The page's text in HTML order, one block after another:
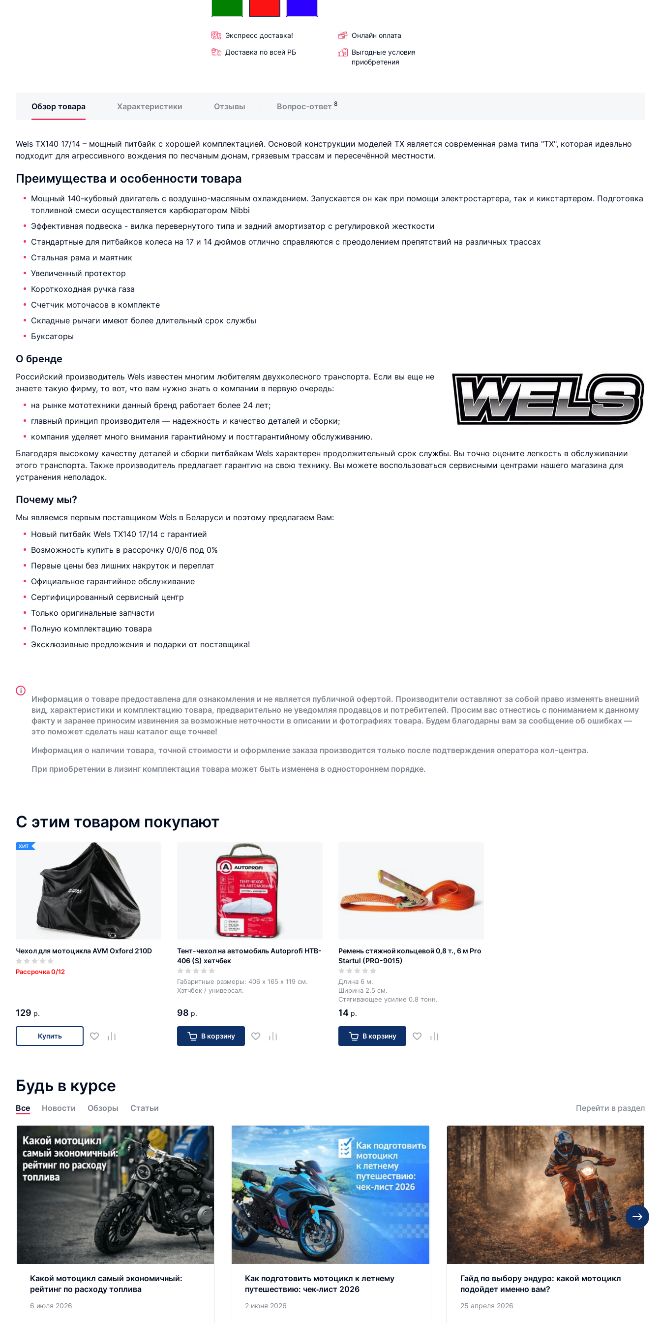
Экспресс доставка!
Онлайн оплата
Доставка по всей РБ
Выгодные условия
приобретения
Обзор товара Характеристики Отзывы Вопрос-ответ 8
Wels TX140 17/14 – мощный питбайк с хорошей комплектацией. Основой конструкции моделей TX является современная рама типа "TX", которая идеально
подходит для агрессивного вождения по песчаным дюнам, грязевым трассам и пересечённой местности.
Преимущества и особенности товара
Мощный 140-кубовый двигатель с воздушно-масляным охлаждением. Запускается он как при помощи электростартера, так и кикстартером. Подготовка
топливной смеси осуществляется карбюратором Nibbi
Эффективная подвеска - вилка перевернутого типа и задний амортизатор с регулировкой жесткости
Стандартные для питбайков колеса на 17 и 14 дюймов отлично справляются с преодолением препятствий на различных трассах
Стальная рама и маятник
Увеличенный протектор
Короткоходная ручка газа
Счетчик моточасов в комплекте
Складные рычаги имеют более длительный срок службы
Буксаторы
О бренде
Российский производитель Wels известен многим любителям двухколесного транспорта. Если вы еще не
знаете такую фирму, то вот, что вам нужно знать о компании в первую очередь:
на рынке мототехники данный бренд работает более 24 лет;
главный принцип производителя — надежность и качество деталей и сборки;
компания уделяет много внимания гарантийному и постгарантийному обслуживанию.
Благодаря высокому качеству деталей и сборки питбайкам Wels характерен продолжительный срок службы. Вы точно оцените легкость в обслуживании
этого транспорта. Также производитель предлагает гарантию на свою технику. Вы можете воспользоваться сервисными центрами нашего магазина для
устранения неполадок.
Почему мы?
Мы являемся первым поставщиком Wels в Беларуси и поэтому предлагаем Вам:
Новый питбайк Wels TX140 17/14 с гарантией
Возможность купить в рассрочку 0/0/6 под 0%
Первые цены без лишних накруток и переплат
Официальное гарантийное обслуживание
Сертифицированный сервисный центр
Только оригинальные запчасти
Полную комплектацию товара
Эксклюзивные предложения и подарки от поставщика!
i
Информация о товаре предоставлена для ознакомления и не является публичной офертой. Производители оставляют за собой право изменять внешний
вид, характеристики и комплектацию товара, предварительно не уведомляя продавцов и потребителей. Просим вас отнестись с пониманием к данному
факту и заранее приносим извинения за возможные неточности в описании и фотографиях товара. Будем благодарны вам за сообщение об ошибках —
это поможет сделать наш каталог еще точнее!
Информация о наличии товара, точной стоимости и оформление заказа производится только после подтверждения оператора кол-центра.
При приобретении в лизинг комплектация товара может быть изменена в одностороннем порядке.
С этим товаром покупают
ХИТ
Чехол для мотоцикла AVM Oxford 210D
Рассрочка 0/12
129 р.
Купить
Тент-чехол на автомобиль Autoprofi HTB-
406 (S) хетчбек
Габаритные размеры: 406 х 165 х 119 см.
Хэтчбек / универсал.
98 р.
В корзину
Ремень стяжной кольцевой 0,8 т., 6 м Pro
Startul (PRO-9015)
Длина 6 м.
Ширина 2.5 см.
Стягивающее усилие 0.8 тонн.
14 р.
В корзину
Будь в курсе
Все Новости Обзоры Статьи Перейти в раздел
Какой мотоцикл самый экономичный:
рейтинг по расходу топлива
6 июля 2026
Как подготовить мотоцикл к летнему
путешествию: чек‑лист 2026
2 июня 2026
Гайд по выбору эндуро: какой мотоцикл
подойдет именно вам?
25 апреля 2026